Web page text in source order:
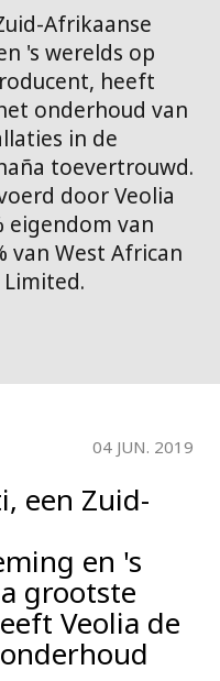
Afrikaanse
's werelds op
heeft
onderhoud van
in de
toevertrouwd.
door Veolia
eigendom van
van West African
04 JUN. 2019
een Zuid-
en 's
grootste
Veolia de